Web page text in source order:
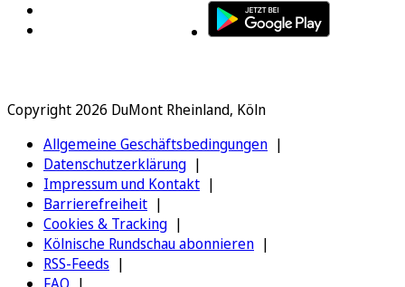
Copyright 2026 DuMont Rheinland, Köln
Allgemeine Geschäftsbedingungen
Datenschutzerklärung
Impressum und Kontakt
Barrierefreiheit
Cookies & Tracking
Kölnische Rundschau abonnieren
RSS-Feeds